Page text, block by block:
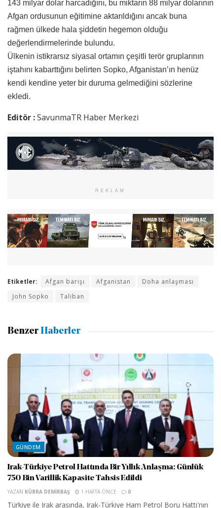
143 milyar dolar harcadığını, bu miktarın 88 milyar dolarının
Afgan ordusunun eğitimine aktarıldığını ancak buna
rağmen ülkede hala şiddetin hegemon olduğu
değerlendirmelerinde bulundu.
Ülkenin istikrarsız siyasal ortamın çeşitli terör gruplarının
iştahını kabarttığını belirten Sopko, Afganistan’ın henüz
kendi kendine yeter bir duruma gelmediğini sözlerine
ekledi.
Editör :SavunmaTR Haber Merkezi
REKLAM
Etiketler: Afgan barışı Afganistan
Doha anlaşması
John Sopko
Taliban
Benzer Haberler
GÜNDEM
Irak-Türkiye Petrol Hattında Bir Yıllık Anlaşma: Günlük
750 Bin Varillik Kapasite Tahsis Edildi
YAZAN KÜBRA DEMIRBAŞ 1 HAFTA ÖNCE 0
Türkiye ile Irak arasında, Irak-Türkiye Ham Petrol Boru Hattı'nın